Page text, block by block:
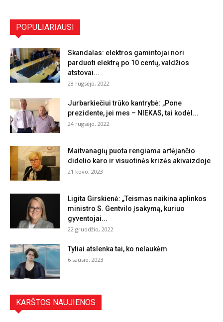
POPULIARIAUSI
Skandalas: elektros gamintojai nori
parduoti elektrą po 10 centų, valdžios
atstovai...
28 rugsėjo, 2022
Jurbarkiečiui trūko kantrybė: „Pone
prezidente, jei mes – NIEKAS, tai kodėl...
24 rugsėjo, 2022
Maitvanagių puota rengiama artėjančio
didelio karo ir visuotinės krizės akivaizdoje
21 kovo, 2023
Ligita Girskienė: „Teismas naikina aplinkos
ministro S. Gentvilo įsakymą, kuriuo
gyventojai...
22 gruodžio, 2022
Tyliai atslenka tai, ko nelaukėm
6 sausio, 2023
KARŠTOS NAUJIENOS